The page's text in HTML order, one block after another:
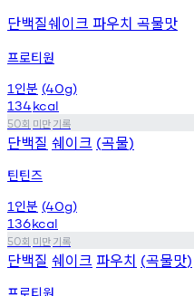
단백질쉐이크 파우치 곡물맛
프로티원
1 인분 (40g)
134kcal
50회 미만기록
단백질 쉐이크 (곡물)
틴틴즈
1 인분 (40g)
136kcal
50회 미만기록
단백질 쉐이크 파우치 (곡물맛)
프로티원